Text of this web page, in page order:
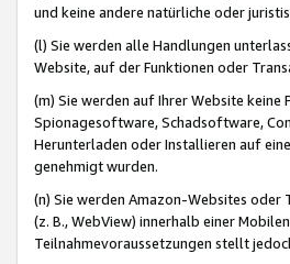
und keine andere natürliche oder
(l) Sie werden alle Handlungen
Website, auf der Funktionen oder
(m) Sie werden auf Ihrer Website
Spionagesoftware, Schadsoftware,
Herunterladen oder Installieren auf
genehmigt wurden.
(n) Sie werden Amazon-Websites
(z. B., WebView) innerhalb einer
Teilnahmevoraussetzungen stellt